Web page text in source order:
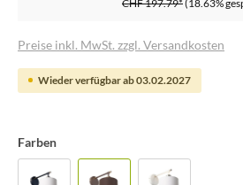
CHF 197.79*(18.63%
Preise inkl. MwSt. zzgl. Versandkosten
Wieder verfügbar ab 03.02.2027
Farben